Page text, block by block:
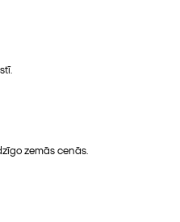
zemās cenās.